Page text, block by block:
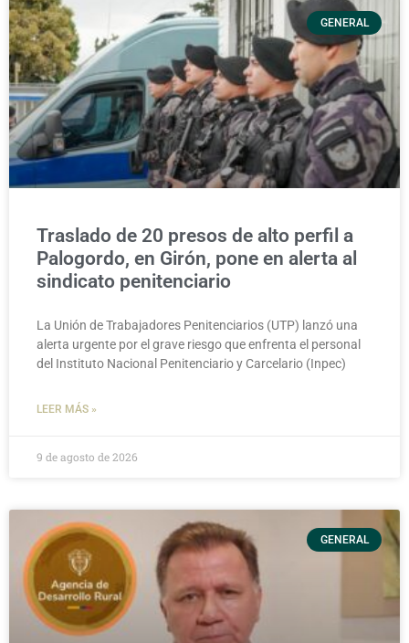
GENERAL
Traslado de 20 presos de alto perfil a
Palogordo, en Girón, pone en alerta al
sindicato penitenciario
La Unión de Trabajadores Penitenciarios (UTP) lanzó una
alerta urgente por el grave riesgo que enfrenta el personal
del Instituto Nacional Penitenciario y Carcelario (Inpec)
LEER MÁS »
9 de agosto de 2026
GENERAL